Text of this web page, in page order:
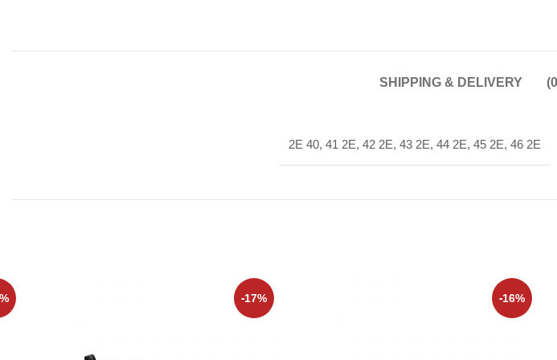
SHIPPING & DELIVERY
2E 40, 41 2E, 42 2E, 43 2E, 44 2E, 45 2E, 46 2E
-16%
-17%